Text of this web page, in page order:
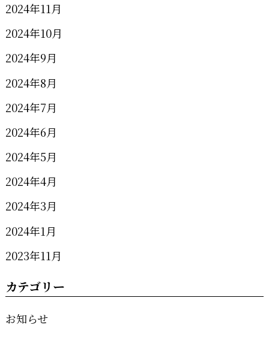
2024年11月
2024年10月
2024年9月
2024年8月
2024年7月
2024年6月
2024年5月
2024年4月
2024年3月
2024年1月
2023年11月
カテゴリー
お知らせ